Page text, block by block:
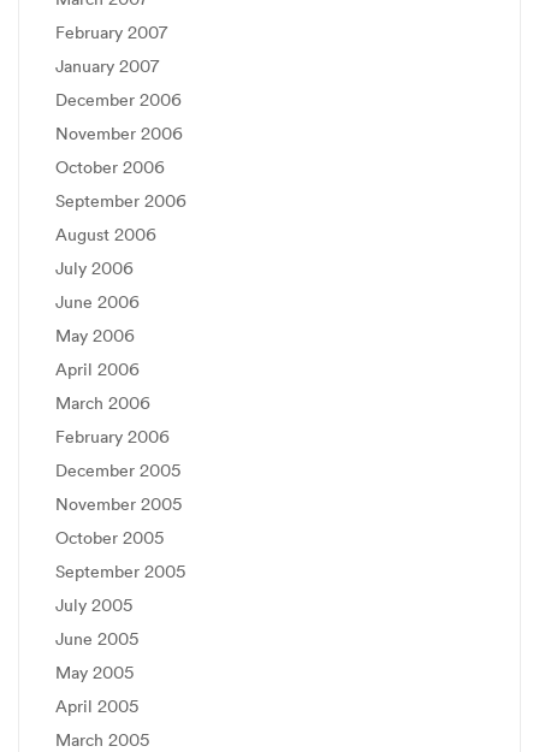
February 2007
January 2007
December 2006
November 2006
October 2006
September 2006
August 2006
July 2006
June 2006
May 2006
April 2006
March 2006
February 2006
December 2005
November 2005
October 2005
September 2005
July 2005
June 2005
May 2005
April 2005
March 2005